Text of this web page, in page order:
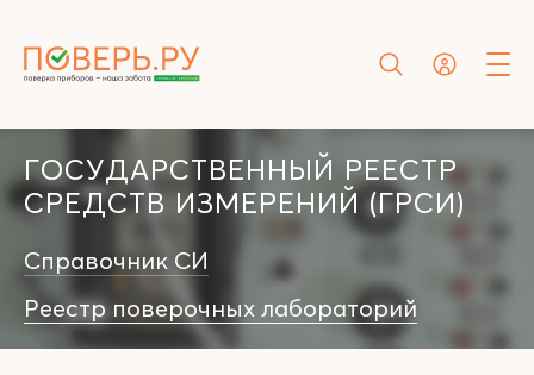
ГОСУДАРСТВЕННЫЙ РЕЕСТР
СРЕДСТВ ИЗМЕРЕНИЙ (ГРСИ)
Справочник СИ
Реестр поверочных лабораторий